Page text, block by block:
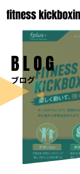
BLOG
ブログ